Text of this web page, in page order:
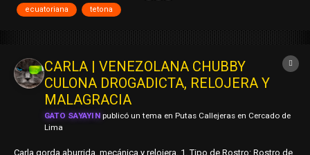
ecuatoriana tetona
CARLA | VENEZOLANA CHUBBY
CULONA DROGADICTA, RELOJERA Y
MALAGRACIA
GATO SAYAYINpublicó un tema en Putas Callejeras en Cercado de
Lima
Carla gorda aburrida, mecánica y relojera. 1. Tipo de Rostro: Rostro de